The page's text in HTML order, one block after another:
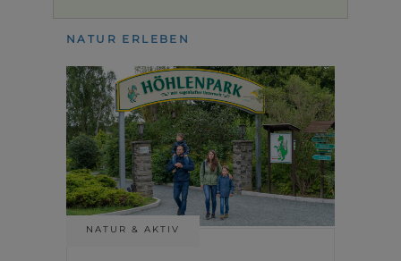
NATUR ERLEBEN
NATUR & AKTIV